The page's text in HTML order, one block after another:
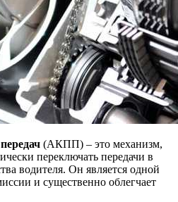
(АКПП) – это механизм,
переключать передачи в
водителя. Он является одной
и существенно облегчает